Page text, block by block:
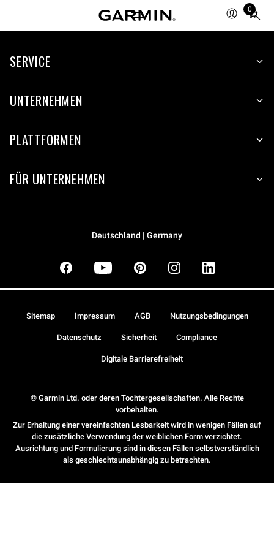
0
Total
items
cart:
SERVICE
UNTERNEHMEN
PLATTFORMEN
FÜR UNTERNEHMEN
Deutschland | Germany
© Garmin Ltd. oder deren Tochtergesellschaften. Alle Rechte
vorbehalten.
Zur Erhaltung einer vereinfachten Lesbarkeit wird in wenigen Fällen auf
die zusätzliche Verwendung der weiblichen Form verzichtet.
Ausrichtung und Formulierung sind in diesen Fällen selbstverständlich
als geschlechtsunabhängig zu betrachten.
Sitemap Impressum AGB Nutzungsbedingungen
Datenschutz Sicherheit Compliance
Digitale Barrierefreiheit